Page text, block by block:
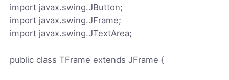
import javax.swing.JButton;
import javax.swing.JFrame;
import javax.swing.JTextArea;
public class TFrame extends JFrame {